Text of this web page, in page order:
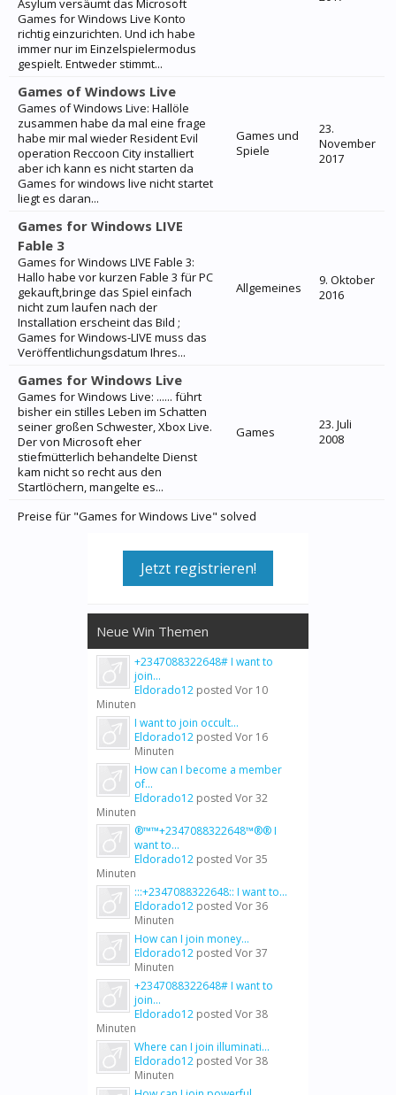
Asylum versäumt das Microsoft
Games for Windows Live Konto
richtig einzurichten. Und ich habe
immer nur im Einzelspielermodus
gespielt. Entweder stimmt...
Games of Windows Live
Games of Windows Live: Hallöle
zusammen habe da mal eine frage
habe mir mal wieder Resident Evil
operation Reccoon City installiert
aber ich kann es nicht starten da
Games for windows live nicht startet
liegt es daran...
Games und
Spiele
23.
November
2017
Games for Windows LIVE
Fable 3
Games for Windows LIVE Fable 3:
Hallo habe vor kurzen Fable 3 für PC
gekauft,bringe das Spiel einfach
nicht zum laufen nach der
Installation erscheint das Bild ;
Games for Windows-LIVE muss das
Veröffentlichungsdatum Ihres...
Allgemeines
9. Oktober
2016
Games for Windows Live
Games for Windows Live: ...... führt
bisher ein stilles Leben im Schatten
seiner großen Schwester, Xbox Live.
Der von Microsoft eher
stiefmütterlich behandelte Dienst
kam nicht so recht aus den
Startlöchern, mangelte es...
Games
23. Juli
2008
Preise für "Games for Windows Live" solved
Jetzt registrieren!
Neue Win Themen
+2347088322648# I want to
join...
Eldorado12 posted Vor 10
Minuten
I want to join occult...
Eldorado12 posted Vor 16
Minuten
How can I become a member
of...
Eldorado12 posted Vor 32
Minuten
®™™+2347088322648™®® I
want to...
Eldorado12 posted Vor 35
Minuten
:::+2347088322648:: I want to...
Eldorado12 posted Vor 36
Minuten
How can I join money...
Eldorado12 posted Vor 37
Minuten
+2347088322648# I want to
join...
Eldorado12 posted Vor 38
Minuten
Where can I join illuminati...
Eldorado12 posted Vor 38
Minuten